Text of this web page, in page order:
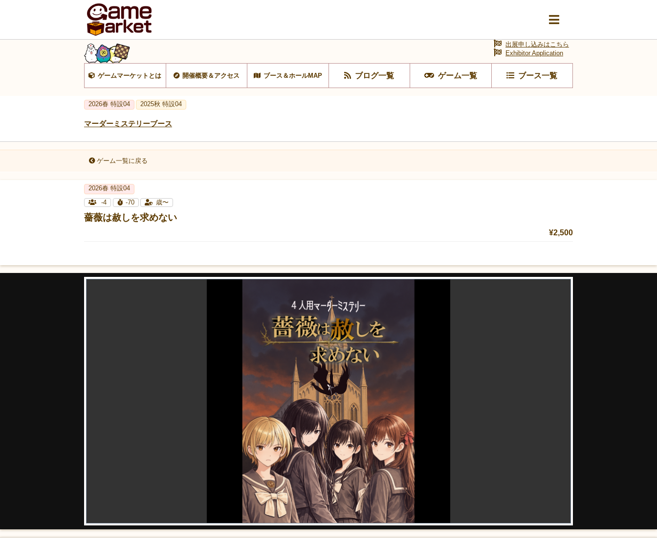
ゲームマーケットとは 開催概要＆アクセス ブース＆ホールMAP ブログ一覧 ゲーム一覧 ブース一覧
出展申し込みはこちら
Exhibitor Application
2026春 特設04 2025秋 特設04
マーダーミステリーブース
ゲーム一覧に戻る
2026春 特設04
-4
-70 歳〜
薔薇は赦しを求めない
¥2,500